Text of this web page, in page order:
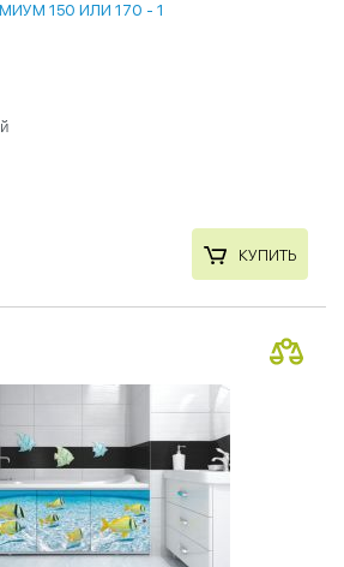
150 ИЛИ 170 - 1
КУПИТЬ